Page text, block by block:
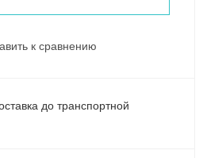
к сравнению
до транспортной